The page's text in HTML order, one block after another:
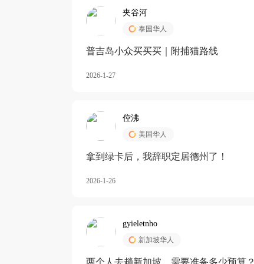
夹谷河
泰国华人
️普吉岛小众买买买｜附捕猫路线
2026-1-27
倥沸
美国华人
拿到绿卡后，我辞职定居德州了！
2026-1-26
gyieletnho
新加坡华人
两个人去趟新加坡，需要准备多少预算？